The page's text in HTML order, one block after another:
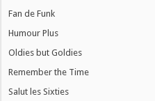
Fan de Funk
Humour Plus
Oldies but Goldies
Remember the Time
Salut les Sixties